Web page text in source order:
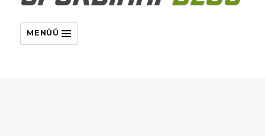
MENÜÜ